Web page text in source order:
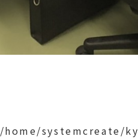
/home/systemcreate/